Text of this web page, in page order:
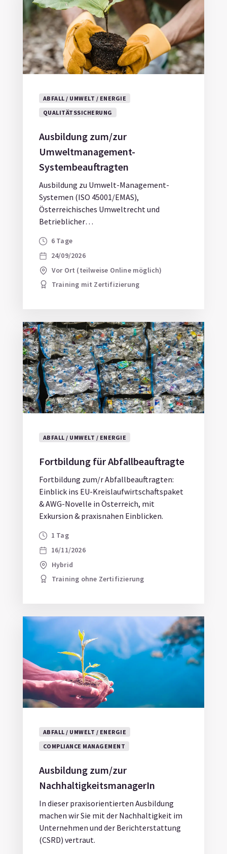
ABFALL / UMWELT / ENERGIE
QUALITÄTSSICHERUNG
Ausbildung zum/zur
Umweltmanagement-
Systembeauftragten
Ausbildung zu Umwelt-Management-
Systemen (ISO 45001/EMAS),
Österreichisches Umweltrecht und
Betrieblicher
anmelden!
6 Tage
24/09/2026
Vor Ort (teilweise Online möglich)
Training mit Zertifizierung
ABFALL / UMWELT / ENERGIE
Fortbildung für Abfallbeauftragte
Fortbildung zum/r Abfallbeauftragten:
Einblick ins EU-Kreislaufwirtschaftspaket
& AWG-Novelle in Österreich, mit
Exkursion & praxisnahen Einblicken.
1 Tag
16/11/2026
Hybrid
Training ohne Zertifizierung
ABFALL / UMWELT / ENERGIE
COMPLIANCE MANAGEMENT
Ausbildung zum/zur
NachhaltigkeitsmanagerIn
In dieser praxisorientierten Ausbildung
machen wir Sie mit der Nachhaltigkeit im
Unternehmen und der Berichterstattung
(CSRD) vertraut.